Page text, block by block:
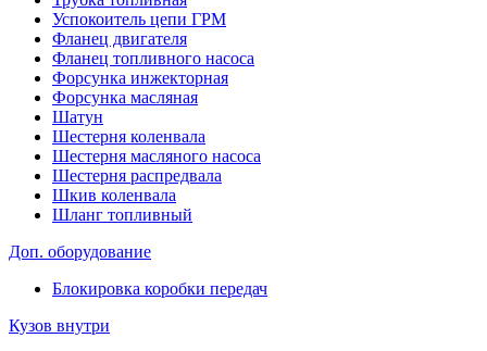
Успокоитель цепи ГРМ
Фланец двигателя
Фланец топливного насоса
Форсунка инжекторная
Форсунка масляная
Шатун
Шестерня коленвала
Шестерня масляного насоса
Шестерня распредвала
Шкив коленвала
Шланг топливный
Доп. оборудование
Блокировка коробки передач
Кузов внутри